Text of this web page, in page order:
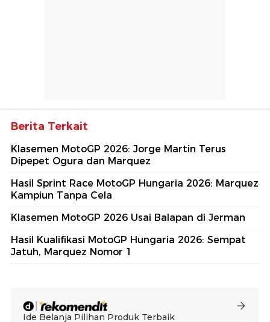
Berita Terkait
Klasemen MotoGP 2026: Jorge Martin Terus
Dipepet Ogura dan Marquez
Hasil Sprint Race MotoGP Hungaria 2026: Marquez
Kampiun Tanpa Cela
Klasemen MotoGP 2026 Usai Balapan di Jerman
Hasil Kualifikasi MotoGP Hungaria 2026: Sempat
Jatuh, Marquez Nomor 1